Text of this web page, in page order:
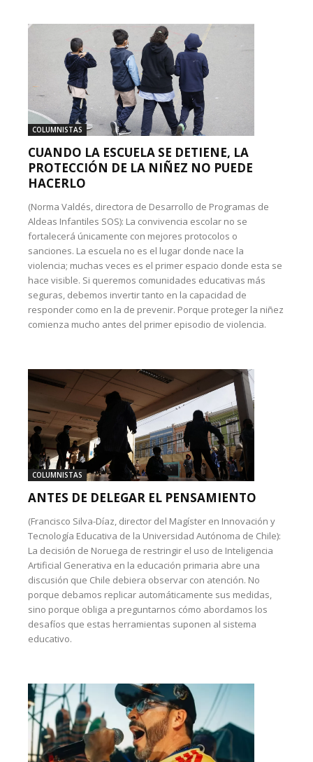
COLUMNISTAS
CUANDO LA ESCUELA SE DETIENE, LA
PROTECCIÓN DE LA NIÑEZ NO PUEDE
HACERLO
(Norma Valdés, directora de Desarrollo de Programas de
Aldeas Infantiles SOS): La convivencia escolar no se
fortalecerá únicamente con mejores protocolos o
sanciones. La escuela no es el lugar donde nace la
violencia; muchas veces es el primer espacio donde esta se
hace visible. Si queremos comunidades educativas más
seguras, debemos invertir tanto en la capacidad de
responder como en la de prevenir. Porque proteger la niñez
comienza mucho antes del primer episodio de violencia.
COLUMNISTAS
ANTES DE DELEGAR EL PENSAMIENTO
(Francisco Silva-Díaz, director del Magíster en Innovación y
Tecnología Educativa de la Universidad Autónoma de Chile):
La decisión de Noruega de restringir el uso de Inteligencia
Artificial Generativa en la educación primaria abre una
discusión que Chile debiera observar con atención. No
porque debamos replicar automáticamente sus medidas,
sino porque obliga a preguntarnos cómo abordamos los
desafíos que estas herramientas suponen al sistema
educativo.